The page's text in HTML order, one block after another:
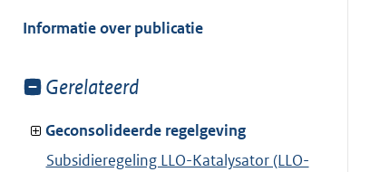
van:
Informatie over publicatie
Toon
van:
Gerelateerd
Geconsolideerde regelgeving
Subsidieregeling LLO-Katalysator (LLO-